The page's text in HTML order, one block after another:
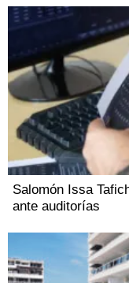
Salomón Issa
ante auditorías